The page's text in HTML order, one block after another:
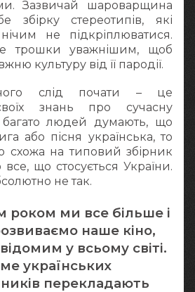
Зазвичай шароварщина
збірку стереотипів, які
не підкріплюватися.
трошки уважнішим, щоб
культуру від її пародії.
слід почати – це
знань про сучасну
багато людей думають, що
або пісня українська, то
схожа на типовий збірник
все, що стосується України.
не так.
роком ми все більше і
наше кіно,
у всьому світі.
українських
перекладають